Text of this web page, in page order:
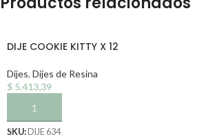
DIJE COOKIE KITTY X 12
Dijes, Dijes de Resina
$ 5.413,39
AÑADIR AL CARRITO
SKU: DIJE 634